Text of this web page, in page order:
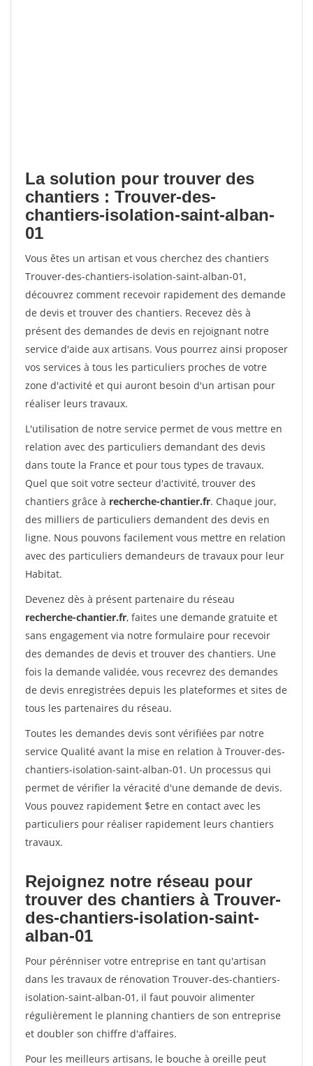
La solution pour trouver des
chantiers : Trouver-des-
chantiers-isolation-saint-alban-
01
Vous êtes un artisan et vous cherchez des chantiers
Trouver-des-chantiers-isolation-saint-alban-01,
découvrez comment recevoir rapidement des demande
de devis et trouver des chantiers. Recevez dès à
présent des demandes de devis en rejoignant notre
service d'aide aux artisans. Vous pourrez ainsi proposer
vos services à tous les particuliers proches de votre
zone d'activité et qui auront besoin d'un artisan pour
réaliser leurs travaux.
L'utilisation de notre service permet de vous mettre en
relation avec des particuliers demandant des devis
dans toute la France et pour tous types de travaux.
Quel que soit votre secteur d'activité, trouver des
chantiers grâce à recherche-chantier.fr. Chaque jour,
des milliers de particuliers demandent des devis en
ligne. Nous pouvons facilement vous mettre en relation
avec des particuliers demandeurs de travaux pour leur
Habitat.
Devenez dès à présent partenaire du réseau
recherche-chantier.fr, faites une demande gratuite et
sans engagement via notre formulaire pour recevoir
des demandes de devis et trouver des chantiers. Une
fois la demande validée, vous recevrez des demandes
de devis enregistrées depuis les plateformes et sites de
tous les partenaires du réseau.
Toutes les demandes devis sont vérifiées par notre
service Qualité avant la mise en relation à Trouver-des-
chantiers-isolation-saint-alban-01. Un processus qui
permet de vérifier la véracité d'une demande de devis.
Vous pouvez rapidement $etre en contact avec les
particuliers pour réaliser rapidement leurs chantiers
travaux.
Rejoignez notre réseau pour
trouver des chantiers à Trouver-
des-chantiers-isolation-saint-
alban-01
Pour pérénniser votre entreprise en tant qu'artisan
dans les travaux de rénovation Trouver-des-chantiers-
isolation-saint-alban-01, il faut pouvoir alimenter
régulièrement le planning chantiers de son entreprise
et doubler son chiffre d'affaires.
Pour les meilleurs artisans, le bouche à oreille peut